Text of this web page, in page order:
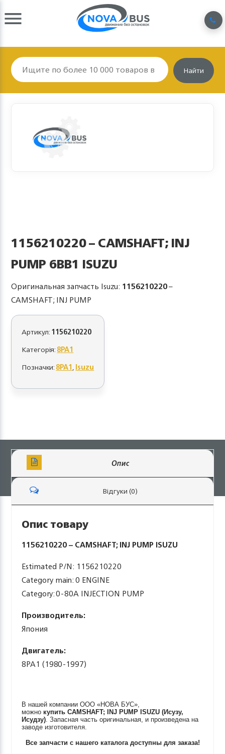
Найти
1156210220 – CAMSHAFT; INJ
PUMP 6BB1 ISUZU
Оригинальная запчасть Isuzu: 1156210220–
CAMSHAFT; INJ PUMP
Артикул:1156210220
Категорія:8PA1
Позначки:8PA1,Isuzu
Опис
Відгуки (0)
Опис товару
1156210220 – CAMSHAFT; INJ PUMP ISUZU
Estimated P/N: 1156210220
Category main: 0 ENGINE
Category: 0-80A INJECTION PUMP
Производитель:
Япония
Двигатель:
8PA1 (1980-1997)
В нашей компании ООО «НОВА БУС»,
можно купитьCAMSHAFT; INJ PUMP ISUZU (Исузу,
Исудзу). Запасная часть оригинальная, и произведена на
заводе изготовителя.
Все запчасти с нашего каталога доступны для заказа!